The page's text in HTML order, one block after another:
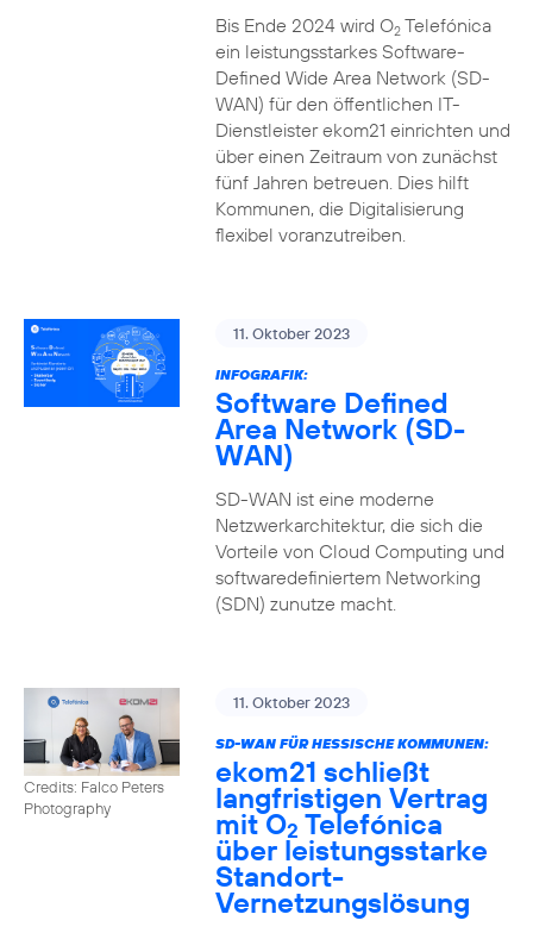
Bis Ende 2024 wird O2Telefónica
ein leistungsstarkes Software-
Defined Wide Area Network (SD-
WAN) für den öffentlichen IT-
Dienstleister ekom21 einrichten und
über einen Zeitraum von zunächst
fünf Jahren betreuen. Dies hilft
Kommunen, die Digitalisierung
flexibel voranzutreiben.
11. Oktober 2023
INFOGRAFIK:
Software Defined
Area Network (SD-
WAN)
SD-WAN ist eine moderne
Netzwerkarchitektur, die sich die
Vorteile von Cloud Computing und
softwaredefiniertem Networking
(SDN) zunutze macht.
Credits: Falco Peters
Photography
11. Oktober 2023
SD-WAN FÜR HESSISCHE KOMMUNEN:
ekom21 schließt
langfristigen Vertrag
mit O2 Telefónica
über leistungsstarke
Standort-
Vernetzungslösung